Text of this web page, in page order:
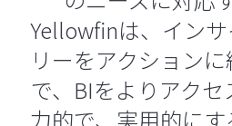
Yellowfinは、イン
リーをアクション
で、BIをよりアク
力的で、実用的に